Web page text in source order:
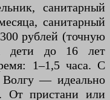
санитарный
санитарный
рублей (точную
дети до 16 лет
1–1,5 часа. С
Волгу — идеально
От пристани или